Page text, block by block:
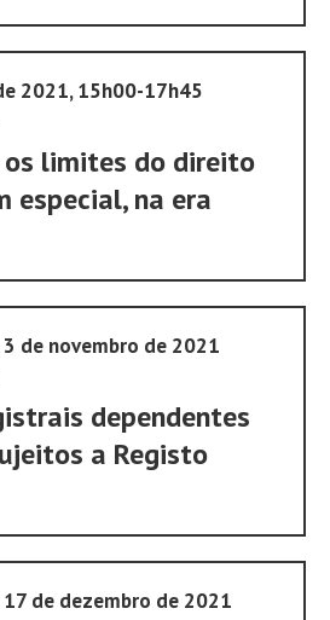
2021, 15h00-17h45
limites do direito
especial, na era
de novembro de 2021
dependentes
a Registo
de dezembro de 2021